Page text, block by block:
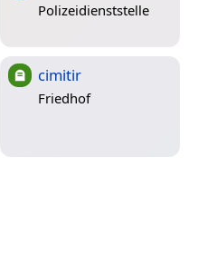
Polizeidienststelle
cimitir
Friedhof